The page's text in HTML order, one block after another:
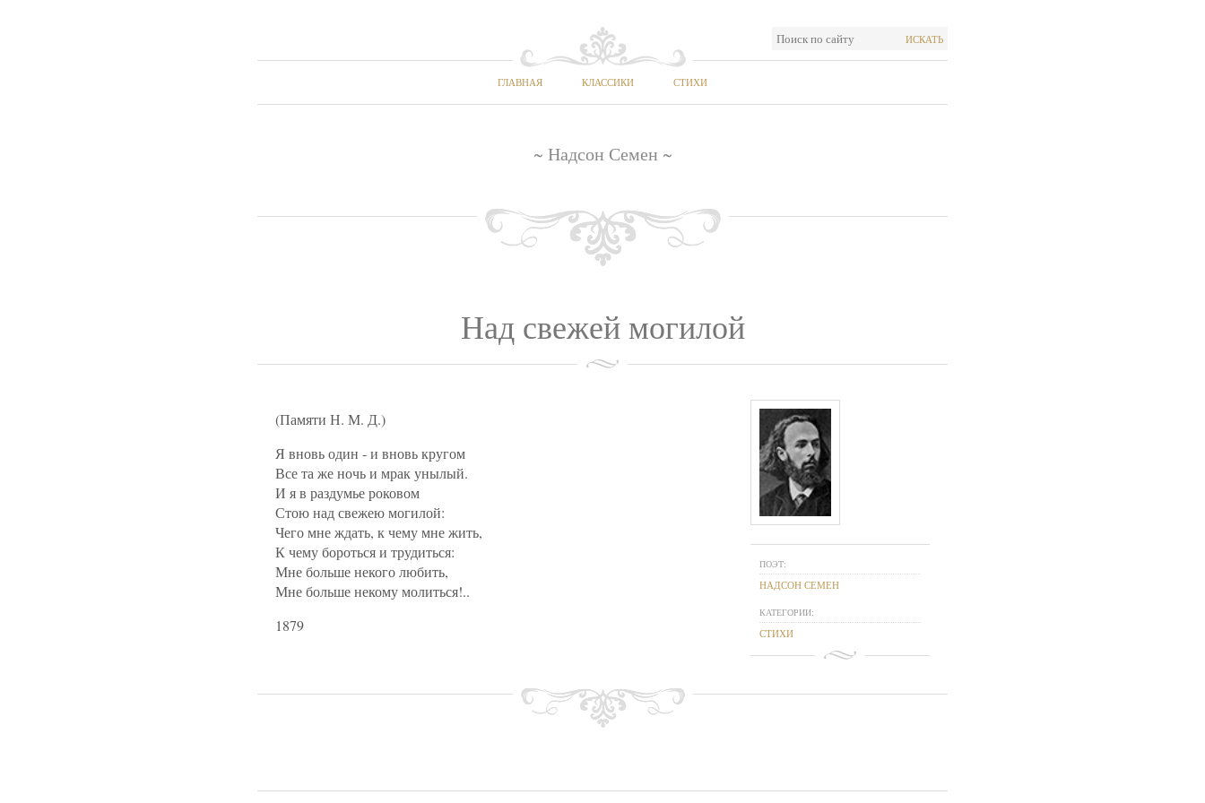
ИСКАТЬ
ГЛАВНАЯ КЛАССИКИ СТИХИ
~ Надсон Семен ~
Над свежей могилой
(Памяти Н. М. Д.)
Я вновь один - и вновь кругом
Все та же ночь и мрак унылый.
И я в раздумье роковом
Стою над свежею могилой:
Чего мне ждать, к чему мне жить,
К чему бороться и трудиться:
Мне больше некого любить,
Мне больше некому молиться!..
1879
ПОЭТ:
НАДСОН СЕМЕН
КАТЕГОРИИ:
СТИХИ